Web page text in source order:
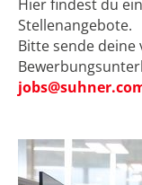
Hier findest du
Stellenangebote.
Bitte sende deine
jobs@